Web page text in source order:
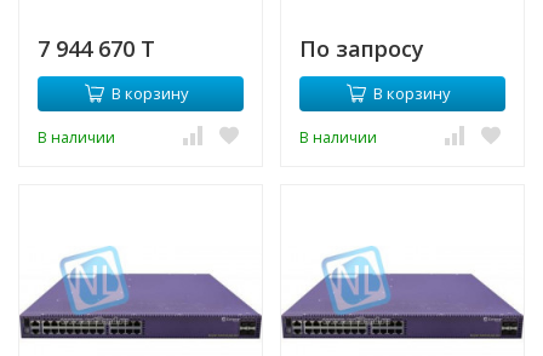
7 944 670 T
В корзину
В наличии
По запросу
В корзину
В наличии